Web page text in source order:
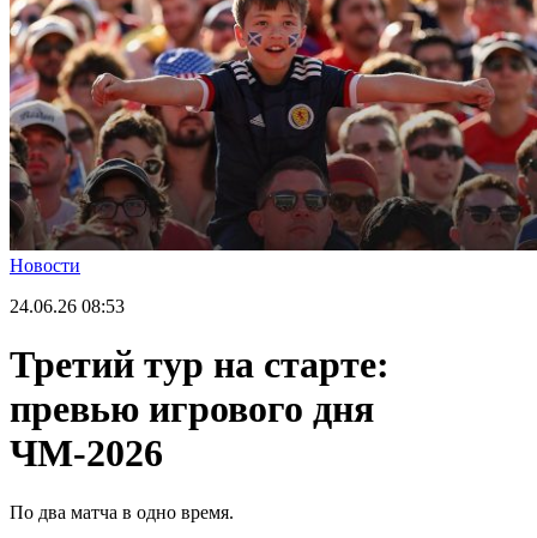
Новости
24.06.26 08:53
Третий тур на старте:
превью игрового дня
ЧМ-2026
По два матча в одно время.